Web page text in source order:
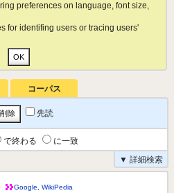
preferences on language, font size,
for identifing users or tracing users'
コーパス
先読
で終わる
に一致
▼ 詳細検索
Google WikiPedia